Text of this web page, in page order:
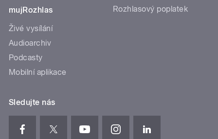
mujRozhlas
Živé vysílání
Audioarchiv
Podcasty
Mobilní aplikace
Rozhlasový poplatek
Sledujte nás